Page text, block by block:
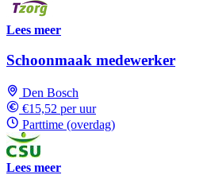
Lees meer
Schoonmaak medewerker
Den Bosch
€15,52 per uur
Parttime (overdag)
Lees meer